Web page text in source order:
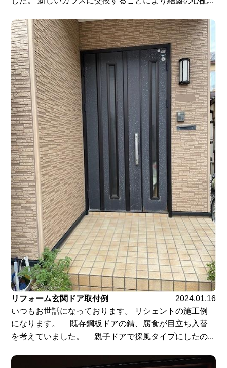
リフォーム玄関ドア取付例
2024.01.16
いつもお世話になっております。 リシェントの施工例
になります。 既存鋼板ドアの錆、腐食が目立ち入替
を考えていました。 親子ドアで採風タイプにしたの...